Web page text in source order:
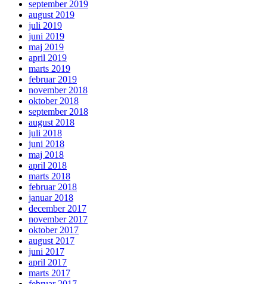
september 2019
august 2019
juli 2019
juni 2019
maj 2019
april 2019
marts 2019
februar 2019
november 2018
oktober 2018
september 2018
august 2018
juli 2018
juni 2018
maj 2018
april 2018
marts 2018
februar 2018
januar 2018
december 2017
november 2017
oktober 2017
august 2017
juni 2017
april 2017
marts 2017